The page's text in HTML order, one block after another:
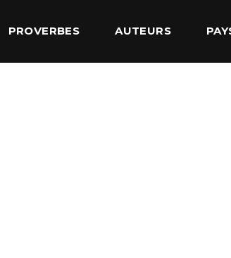
PROVERBES AUTEURS